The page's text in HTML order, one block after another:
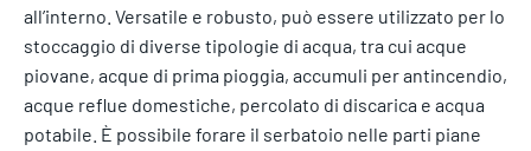
all’interno. Versatile e robusto, può essere utilizzato per lo
stoccaggio di diverse tipologie di acqua, tra cui acque
piovane, acque di prima pioggia, accumuli per antincendio,
acque reflue domestiche, percolato di discarica e acqua
potabile. È possibile forare il serbatoio nelle parti piane